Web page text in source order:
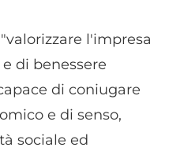
l'impresa
di benessere
di coniugare
e di senso,
sociale ed